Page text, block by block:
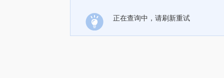
正在查询中，请刷新重试